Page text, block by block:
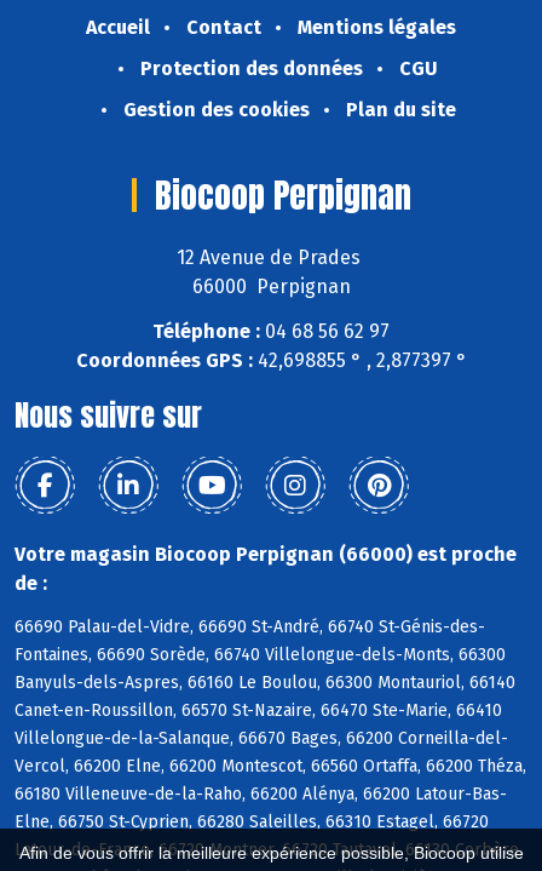
Afin de vous offrir la meilleure expérience possible, Biocoop utilise
Accueil Contact
Mentions légales
Protection des données
CGU
Gestion des cookies
Plan du site
Biocoop Perpignan
12 Avenue de Prades
66000 Perpignan
Téléphone : 04 68 56 62 97
Coordonnées GPS :42,698855 ° , 2,877397 °
Nous suivre sur
Votre magasin Biocoop Perpignan (66000) est proche
de :
66690 Palau-del-Vidre, 66690 St-André, 66740 St-Génis-des-
Fontaines, 66690 Sorède, 66740 Villelongue-dels-Monts, 66300
Banyuls-dels-Aspres, 66160 Le Boulou, 66300 Montauriol, 66140
Canet-en-Roussillon, 66570 St-Nazaire, 66470 Ste-Marie, 66410
Villelongue-de-la-Salanque, 66670 Bages, 66200 Corneilla-del-
Vercol, 66200 Elne, 66200 Montescot, 66560 Ortaffa, 66200 Théza,
66180 Villeneuve-de-la-Raho, 66200 Alénya, 66200 Latour-Bas-
Elne, 66750 St-Cyprien, 66280 Saleilles, 66310 Estagel, 66720
Latour-de-France, 66720 Montner, 66720 Tautavel, 66130 Corbère,